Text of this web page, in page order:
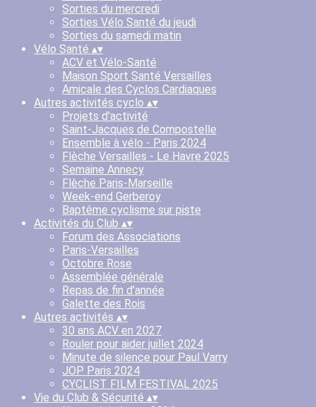
Sorties du mercredi
Sorties Vélo Santé du jeudi
Sorties du samedi matin
Vélo Santé ▴▾
ACV et Vélo-Santé
Maison Sport Santé Versailles
Amicale des Cyclos Cardiaques
Autres activités cyclo ▴▾
Projets d'activité
Saint-Jacques de Compostelle
Ensemble à vélo - Paris 2024
Flèche Versailles - Le Havre 2025
Semaine Annecy
Flèche Paris-Marseille
Week-end Gerberoy
Baptême cyclisme sur piste
Activités du Club ▴▾
Forum des Associations
Paris-Versailles
Octobre Rose
Assemblée générale
Repas de fin d'année
Galette des Rois
Autres activités ▴▾
30 ans ACV en 2027
Rouler pour aider juillet 2024
Minute de silence pour Paul Varry
JOP Paris 2024
CYCLIST FILM FESTIVAL 2025
Vie du Club & Sécurité ▴▾